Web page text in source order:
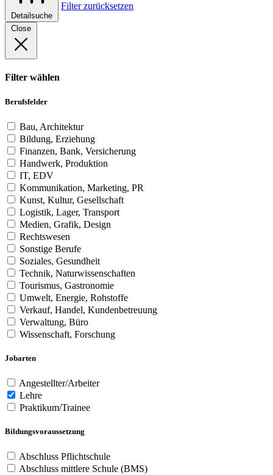
Detailsuche
Filter zurücksetzen
Close
Filter wählen
Berufsfelder
Bau, Architektur
Bildung, Erziehung
Finanzen, Bank, Versicherung
Handwerk, Produktion
IT, EDV
Kommunikation, Marketing, PR
Kunst, Kultur, Gesellschaft
Logistik, Lager, Transport
Medien, Grafik, Design
Rechtswesen
Sonstige Berufe
Soziales, Gesundheit
Technik, Naturwissenschaften
Tourismus, Gastronomie
Umwelt, Energie, Rohstoffe
Verkauf, Handel, Kundenbetreuung
Verwaltung, Büro
Wissenschaft, Forschung
Jobarten
Angestellter/Arbeiter
Lehre
Praktikum/Trainee
Bildungsvoraussetzung
Abschluss Pflichtschule
Abschluss mittlere Schule (BMS)